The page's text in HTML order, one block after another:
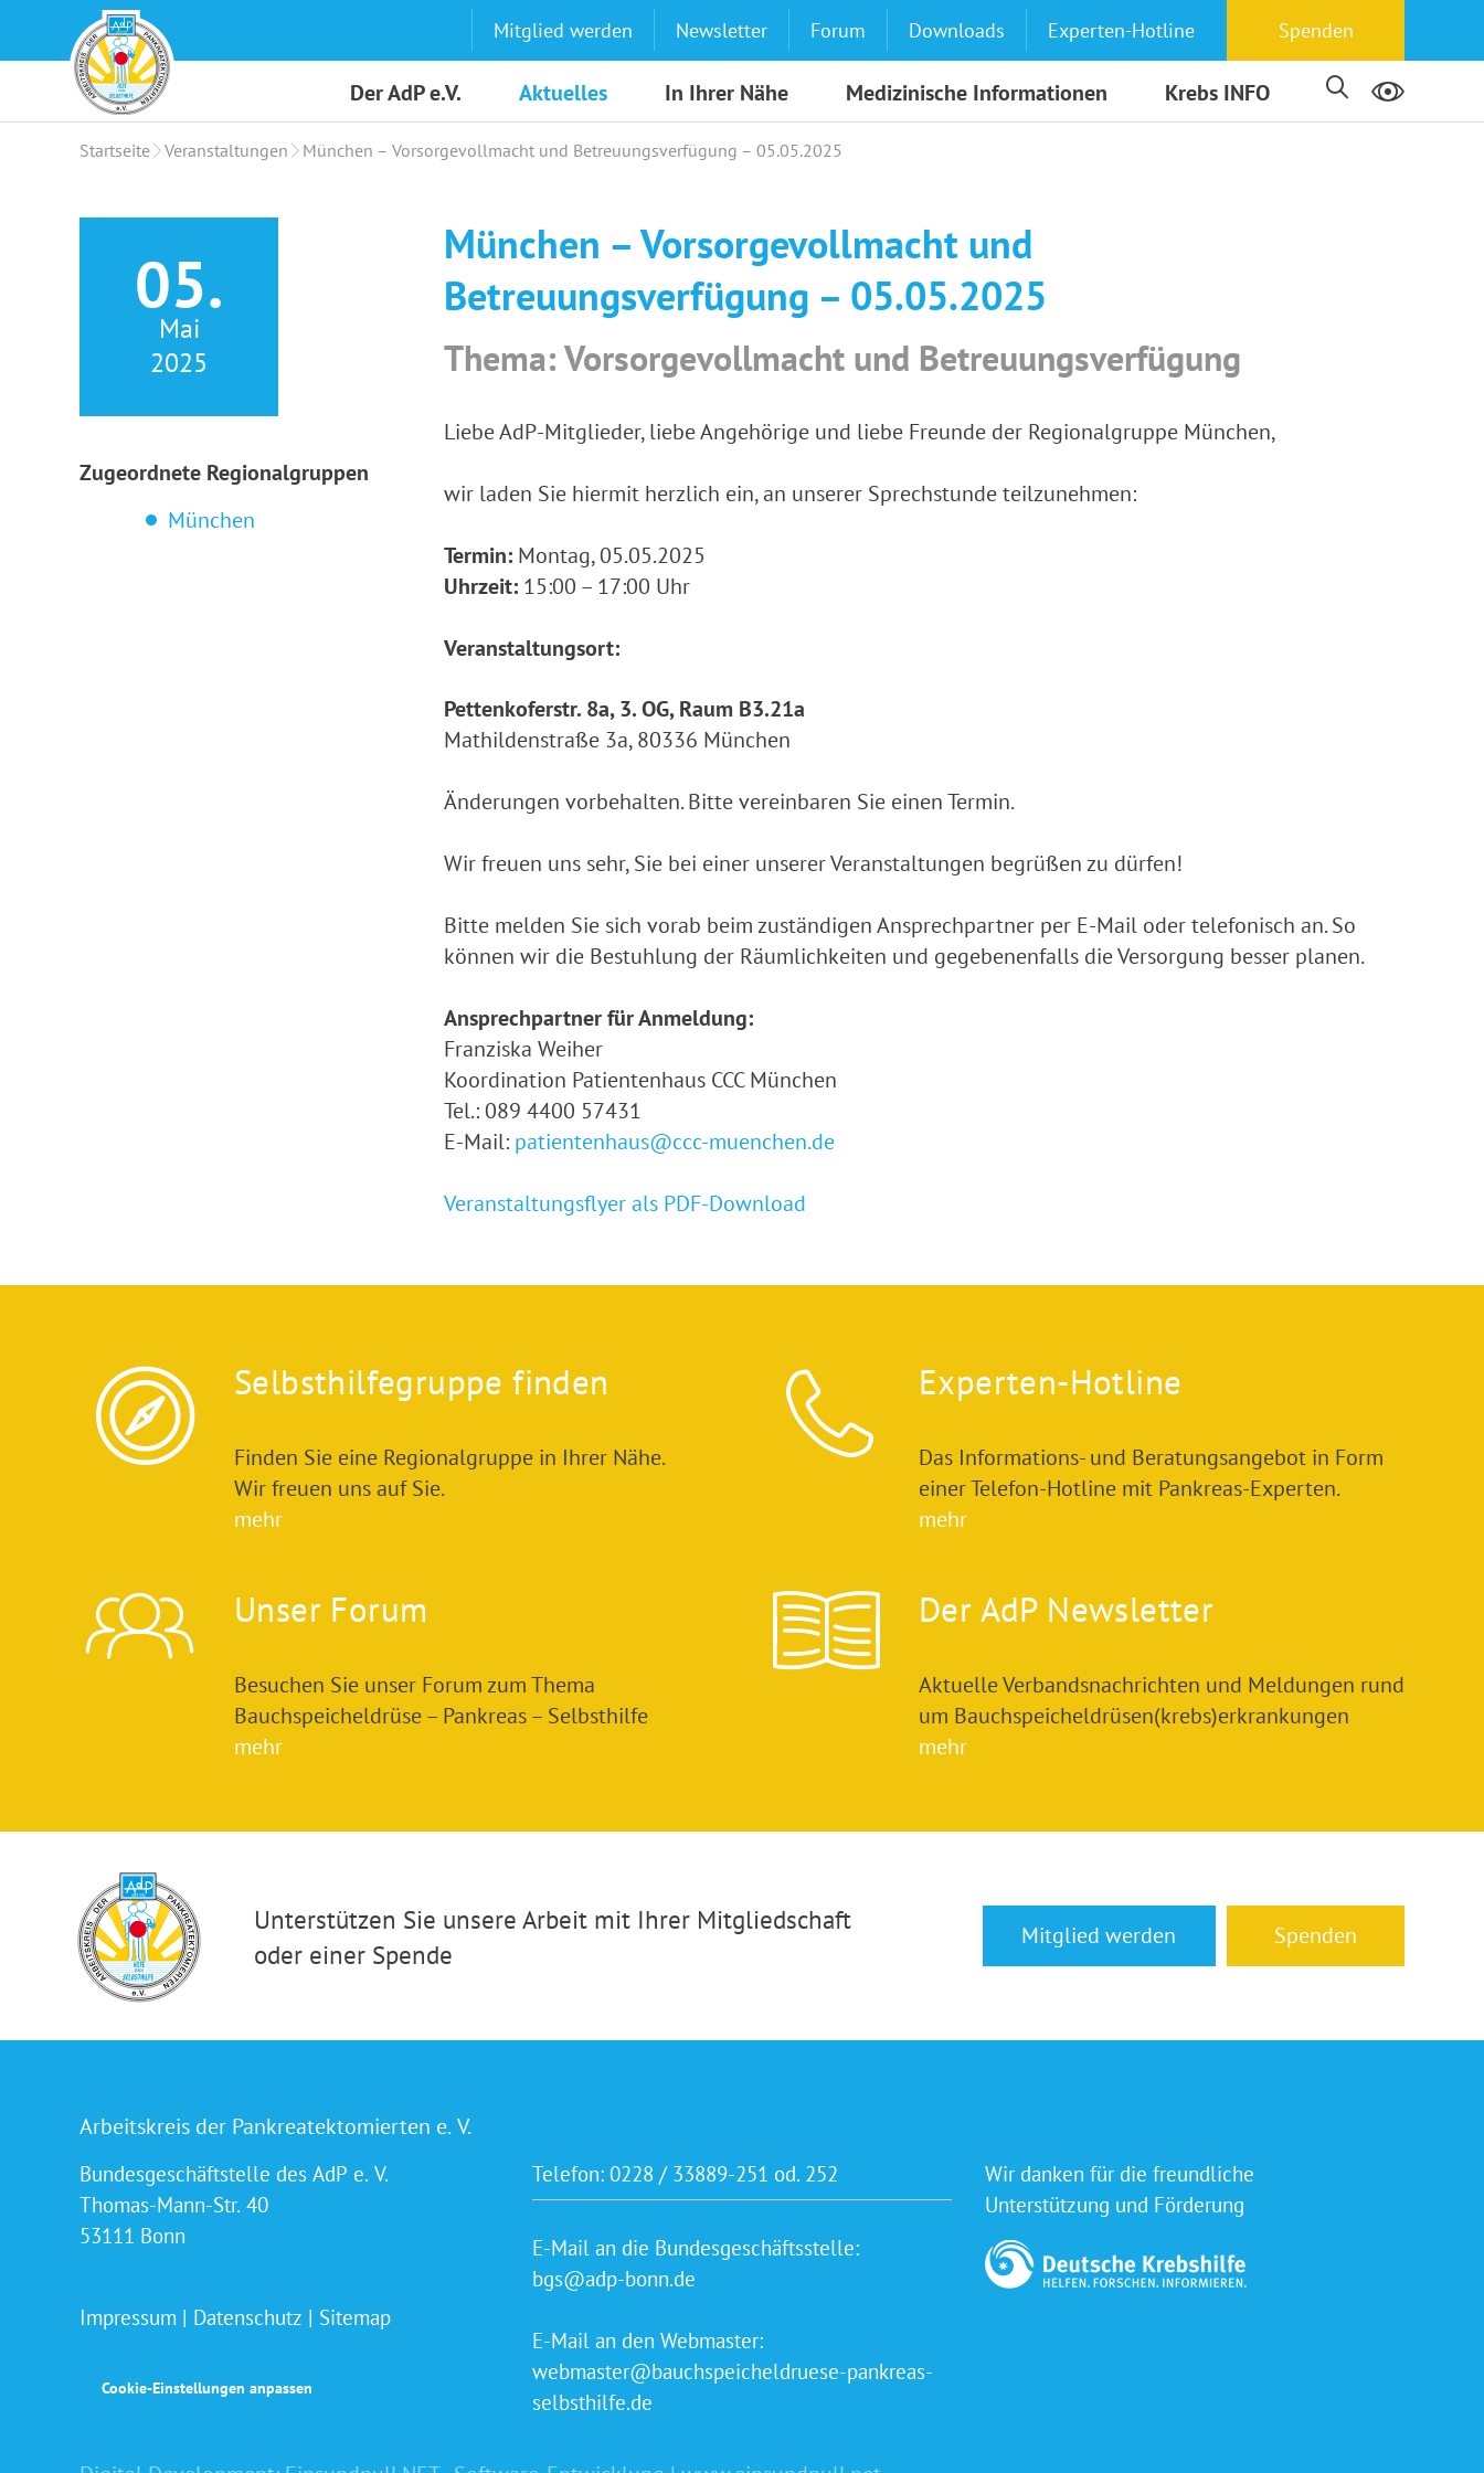
Mitglied werden Newsletter Forum Downloads Experten-Hotline Spenden
Der AdP e.V. Aktuelles In Ihrer Nähe Medizinische Informationen Krebs INFO
Startseite Veranstaltungen München – Vorsorgevollmacht und Betreuungsverfügung – 05.05.2025
05.
Mai
2025
Zugeordnete Regionalgruppen
München
München – Vorsorgevollmacht und
Betreuungsverfügung – 05.05.2025
Thema: Vorsorgevollmacht und Betreuungsverfügung
Liebe AdP-Mitglieder, liebe Angehörige und liebe Freunde der Regionalgruppe München,
wir laden Sie hiermit herzlich ein, an unserer Sprechstunde teilzunehmen:
Termin: Montag, 05.05.2025
Uhrzeit: 15:00 – 17:00 Uhr
Veranstaltungsort:
Pettenkoferstr. 8a, 3. OG, Raum B3.21a
Mathildenstraße 3a, 80336 München
Änderungen vorbehalten. Bitte vereinbaren Sie einen Termin.
Wir freuen uns sehr, Sie bei einer unserer Veranstaltungen begrüßen zu dürfen!
Bitte melden Sie sich vorab beim zuständigen Ansprechpartner per E-Mail oder telefonisch an. So
können wir die Bestuhlung der Räumlichkeiten und gegebenenfalls die Versorgung besser planen.
Ansprechpartner für Anmeldung:
Franziska Weiher
Koordination Patientenhaus CCC München
Tel.: 089 4400 57431
E-Mail: patientenhaus@ccc-muenchen.de
Veranstaltungsflyer als PDF-Download
Selbsthilfegruppe finden
Finden Sie eine Regionalgruppe in Ihrer Nähe.
Wir freuen uns auf Sie.
mehr
Experten-Hotline
Das Informations- und Beratungsangebot in Form
einer Telefon-Hotline mit Pankreas-Experten.
mehr
Unser Forum
Besuchen Sie unser Forum zum Thema
Bauchspeicheldrüse – Pankreas – Selbsthilfe
mehr
Der AdP Newsletter
Aktuelle Verbandsnachrichten und Meldungen rund
um Bauchspeicheldrüsen(krebs)erkrankungen
mehr
Unterstützen Sie unsere Arbeit mit Ihrer Mitgliedschaft
oder einer Spende
Mitglied werden Spenden
Arbeitskreis der Pankreatektomierten e. V.
Bundesgeschäftstelle des AdP e. V.
Thomas-Mann-Str. 40
53111 Bonn
Impressum | Datenschutz | Sitemap
Cookie-Einstellungen anpassen
Telefon: 0228 / 33889-251 od. 252
E-Mail an die Bundesgeschäftsstelle:
bgs@adp-bonn.de
E-Mail an den Webmaster:
webmaster@bauchspeicheldruese-pankreas-
selbsthilfe.de
Wir danken für die freundliche
Unterstützung und Förderung